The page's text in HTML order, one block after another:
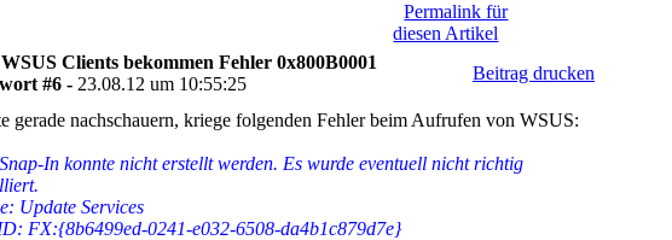
Permalink für
diesen Artikel
Clients bekommen Fehler 0x800B0001
#6 - 23.08.12 um 10:55:25
Beitrag drucken
gerade nachschauern, kriege folgenden Fehler beim Aufrufen von WSUS:
In konnte nicht erstellt werden. Es wurde eventuell nicht richtig
Update Services
FX:{8b6499ed-0241-e032-6508-da4b1c879d7e}